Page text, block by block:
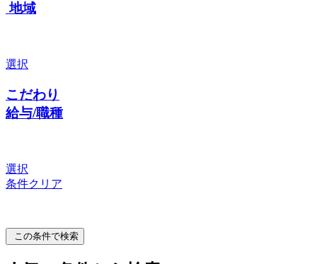
地域
選択
こだわり
給与/職種
選択
条件クリア
この条件で検索